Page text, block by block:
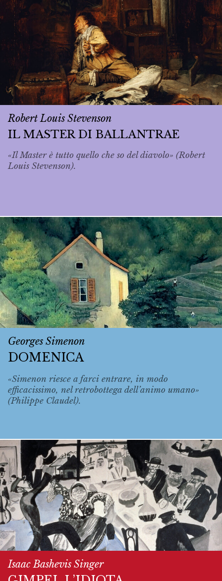
Robert Louis Stevenson
IL MASTER DI BALLANTRAE
«Il Master è tutto quello che so del diavolo» (Robert
Louis Stevenson).
Georges Simenon
DOMENICA
«Simenon riesce a farci entrare, in modo
efficacissimo, nel retrobottega dell’animo umano»
(Philippe Claudel).
Isaac Bashevis Singer